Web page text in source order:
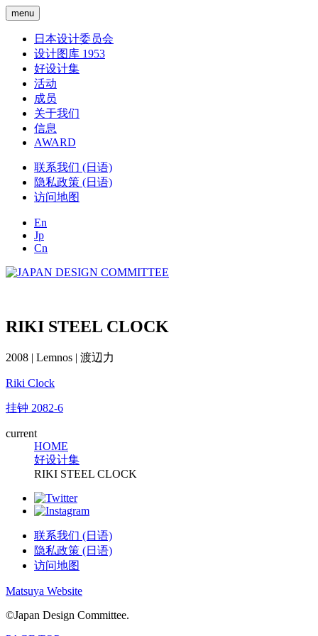
menu
日本设计委员会
设计图库 1953
好设计集
活动
成员
关于我们
信息
AWARD
联系我们 (日语)
隐私政策 (日语)
访问地图
En
Jp
Cn
RIKI STEEL CLOCK
2008 | Lemnos | 渡辺力
Riki Clock
挂钟 2082-6
current
HOME
好设计集
RIKI STEEL CLOCK
联系我们 (日语)
隐私政策 (日语)
访问地图
Matsuya Website
©Japan Design Committee.